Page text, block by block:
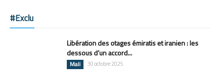
#Exclu
Libération des otages émiratis et iranien : les
dessous d’un accord...
Mali 30 octobre 2025